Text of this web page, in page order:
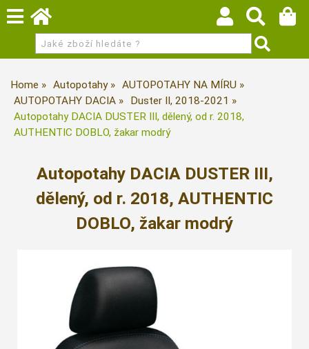
Home Autopotahy
AUTOPOTAHY NA MÍRU
AUTOPOTAHY DACIA
Duster II, 2018-2021
Autopotahy DACIA DUSTER III, dělený, od r. 2018,
AUTHENTIC DOBLO, žakar modrý
Autopotahy DACIA DUSTER III,
dělený, od r. 2018, AUTHENTIC
DOBLO, žakar modrý